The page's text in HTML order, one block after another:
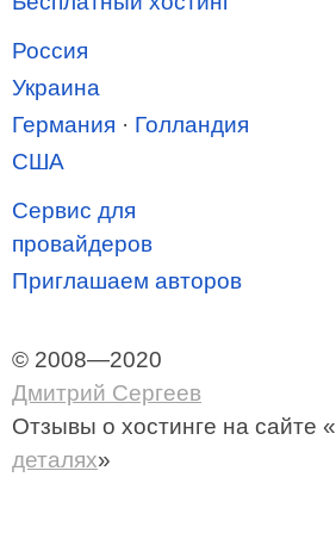
Россия
Украина
Германия · Голландия
США
Сервис для
провайдеров
Приглашаем авторов
© 2008—2020
Дмитрий Сергеев
Отзывы о хостинге на сайте «
деталях»